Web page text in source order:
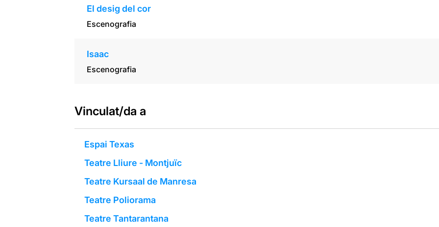
El desig del cor
Escenografia
Isaac
Escenografia
Vinculat/da a
Espai Texas
Teatre Lliure - Montjuïc
Teatre Kursaal de Manresa
Teatre Poliorama
Teatre Tantarantana